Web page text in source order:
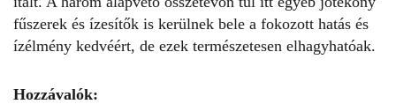
fűszerek és ízesítők is kerülnek bele a fokozott hatás és
ízélmény kedvéért, de ezek természetesen elhagyhatóak.
Hozzávalók: